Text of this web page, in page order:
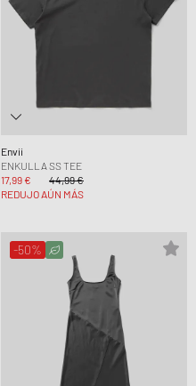
Envii
ENKULLA SS TEE
17,99 €
44,99 €
REDUJO AÚN MÁS
-50%